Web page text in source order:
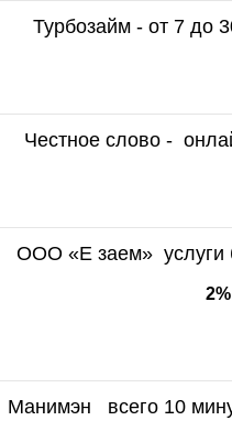
Турбозайм - от 7 до
Честное слово -
ООО «Е заем» услуги
2%
Манимэн всего 10